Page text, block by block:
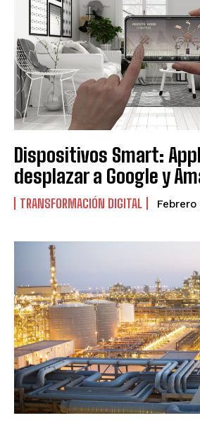
Dispositivos Smart:
desplazar a Google y
TRANSFORMACIÓN DIGITAL